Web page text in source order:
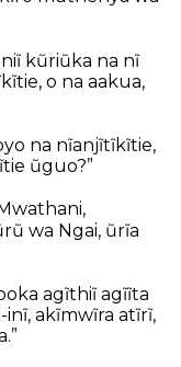
kũriũka na nĩ
o na aakua,
na nĩanjĩtĩkĩtie,
ũguo?”
wa Ngai, ũrĩa
agĩthiĩ agĩĩta
akĩmwĩra atĩrĩ,